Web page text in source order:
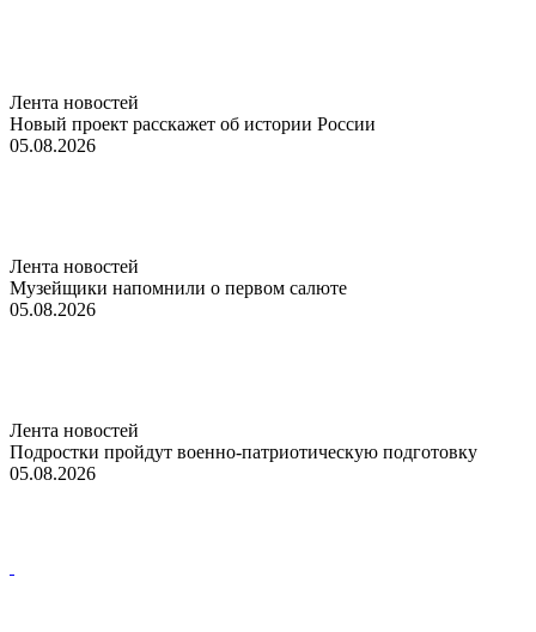
Лента новостей
Новый проект расскажет об истории России
05.08.2026
Лента новостей
Музейщики напомнили о первом салюте
05.08.2026
Лента новостей
Подростки пройдут военно-патриотическую подготовку
05.08.2026